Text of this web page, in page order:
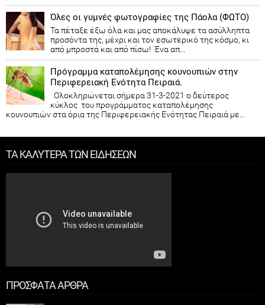
Όλες οι γυμνές φωτογραφίες της Πάολα (ΦΩΤΟ)
Τα πέταξε έξω όλα και μας αποκάλυψε τα ασύλληπτα
προσόντα της, μέχρι και τον εσωτερικό της κόσμο, κι
από μπροστά και από πίσω! Ένα απ...
Πρόγραμμα καταπολέμησης κουνουπιών στην
Περιφερειακή Ενότητα Πειραιά.
Ολοκληρώνεται σήμερα 31-3-2021 ο δεύτερος
κύκλος του προγράμματος καταπολέμησης
κουνουπιών στα όρια της Περιφερειακής Ενότητας Πειραιά με...
ΤΑ ΚΑΛΥΤΕΡΑ ΤΩΝ ΕΙΔΗΣΕΩΝ
ΠΡΟΣΦΑΤΑ ΑΡΘΡΑ